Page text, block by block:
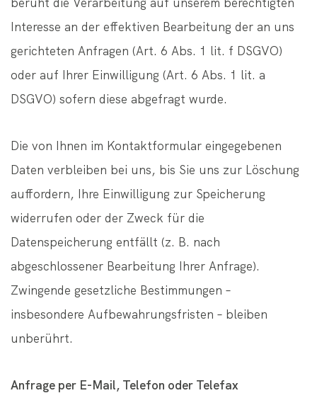
Interesse an der effektiven Bearbeitung der an uns
gerichteten Anfragen (Art. 6 Abs. 1 lit. f DSGVO)
oder auf Ihrer Einwilligung (Art. 6 Abs. 1 lit. a
DSGVO) sofern diese abgefragt wurde.
Die von Ihnen im Kontaktformular eingegebenen
Daten verbleiben bei uns, bis Sie uns zur Löschung
auffordern, Ihre Einwilligung zur Speicherung
widerrufen oder der Zweck für die
Datenspeicherung entfällt (z. B. nach
abgeschlossener Bearbeitung Ihrer Anfrage).
Zwingende gesetzliche Bestimmungen –
insbesondere Aufbewahrungsfristen – bleiben
unberührt.
Anfrage per E-Mail, Telefon oder Telefax